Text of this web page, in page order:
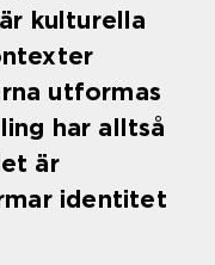
kulturella
utformas
har alltså
är
identitet